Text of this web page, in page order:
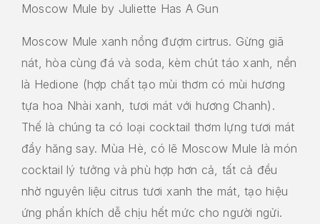
Moscow Mule by Juliette Has A Gun
Moscow Mule xanh nồng đượm cirtrus. Gừng giã
nát, hòa cùng đá và soda, kèm chút táo xanh, nền
là Hedione (hợp chất tạo mùi thơm có mùi hương
tựa hoa Nhài xanh, tươi mát với hương Chanh).
Thế là chúng ta có loại cocktail thơm lựng tươi mát
đầy hăng say. Mùa Hè, có lẽ Moscow Mule là món
cocktail lý tưởng và phù hợp hơn cả, tất cả đều
nhờ nguyên liệu citrus tươi xanh the mát, tạo hiệu
ứng phấn khích dễ chịu hết mức cho người ngửi.